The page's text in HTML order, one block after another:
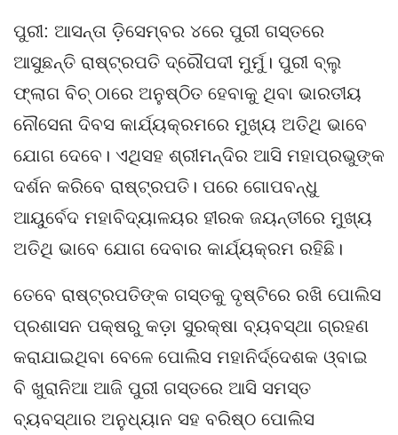
ପୁରୀ: ଆସନ୍ତା ଡ଼ିସେମ୍ବର ୪ରେ ପୁରୀ ଗସ୍ତରେ
ଆସୁଛନ୍ତି ରାଷ୍ଟ୍ରପତି ଦ୍ରୌପଦୀ ମୁର୍ମୁ। ପୁରୀ ବ୍ଲୁ
ଫ୍ଲାଗ ବିଚ୍ ଠାରେ ଅନୁଷ୍ଠିତ ହେବାକୁ ଥିବା ଭାରତୀୟ
ନୌସେନା ଦିବସ କାର୍ଯ୍ୟକ୍ରମରେ ମୁଖ୍ୟ ଅତିଥି ଭାବେ
ଯୋଗ ଦେବେ। ଏଥିସହ ଶ୍ରୀମନ୍ଦିର ଆସି ମହାପ୍ରଭୁଙ୍କ
ଦର୍ଶନ କରିବେ ରାଷ୍ଟ୍ରପତି। ପରେ ଗୋପବନ୍ଧୁ
ଆୟୁର୍ବେଦ ମହାବିଦ୍ୟାଳୟର ହୀରକ ଜୟନ୍ତୀରେ ମୁଖ୍ୟ
ଅତିଥି ଭାବେ ଯୋଗ ଦେବାର କାର୍ଯ୍ୟକ୍ରମ ରହିଛି।
ତେବେ ରାଷ୍ଟ୍ରପତିଙ୍କ ଗସ୍ତକୁ ଦୃଷ୍ଟିରେ ରଖି ପୋଲିସ
ପ୍ରଶାସନ ପକ୍ଷରୁ କଡ଼ା ସୁରକ୍ଷା ବ୍ୟବସ୍ଥା ଗ୍ରହଣ
କରାଯାଇଥିବା ବେଳେ ପୋଲିସ ମହାନିର୍ଦ୍ଦେଶକ ଓ୍ବାଇ
ବି ଖୁରାନିଆ ଆଜି ପୁରୀ ଗସ୍ତରେ ଆସି ସମସ୍ତ
ବ୍ୟବସ୍ଥାର ଅନୁଧ୍ୟାନ ସହ ବରିଷ୍ଠ ପୋଲିସ